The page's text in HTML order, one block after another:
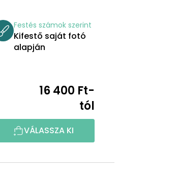
E
N
E
Z
É
S
Festés számok szerint
Kifestő saját fotó
alapján
értékelése
5-
5,0
16 400 Ft-
tól
VÁLASSZA KI